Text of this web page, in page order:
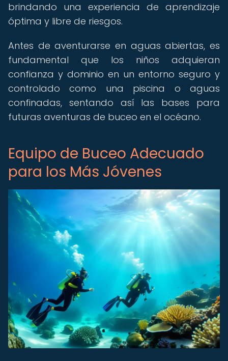
brindando una experiencia de aprendizaje
óptima y libre de riesgos.
Antes de aventurarse en aguas abiertas, es
fundamental que los niños adquieran
confianza y dominio en un entorno seguro y
controlado como una piscina o aguas
confinadas, sentando así las bases para
futuras aventuras de buceo en el océano.
Equipo de Buceo Adecuado
para los Más Jóvenes